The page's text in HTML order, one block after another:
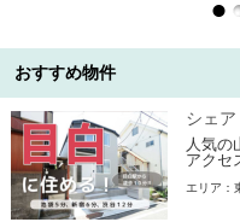
おすすめ物件
シェ
人気の
アクセ
エリア：